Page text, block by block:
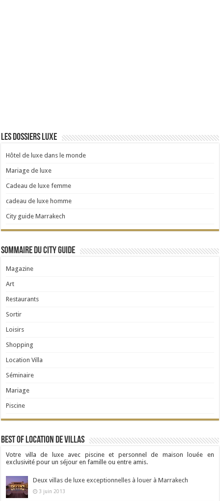
Les dossiers Luxe
Hôtel de luxe dans le monde
Mariage de luxe
Cadeau de luxe femme
cadeau de luxe homme
City guide Marrakech
Sommaire du City Guide
Magazine
Art
Restaurants
Sortir
Loisirs
Shopping
Location Villa
Séminaire
Mariage
Piscine
Best Of Location de Villas
Votre villa de luxe avec piscine et personnel de maison louée en
exclusivité pour un séjour en famille ou entre amis.
Deux villas de luxe exceptionnelles à louer à Marrakech
3 juin 2013